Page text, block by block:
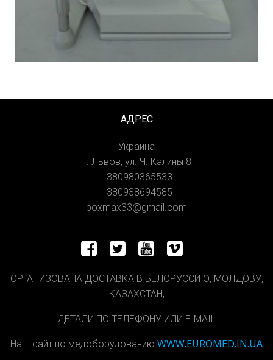
АДРЕС
Украина
г. Львов, ул. Ч. Калины 8
+380980365533
+380938694585
boxmax33@gmail.com
ОРГАНИЗОВАНА ДОСТАВКА В БЕЛОРУССИЮ, МОЛДОВУ,
КАЗАХСТАН,
ДЕТАЛИ ПО ТЕЛЕФОНУ ИЛИ E-MAIL
Наш сайт по медоборудованию WWW.EUROMED.IN.UA